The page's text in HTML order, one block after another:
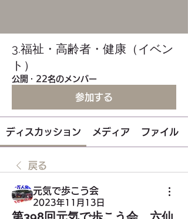
3.福祉・高齢者・健康（イベン
ト）
公開 · 22名のメンバー
参加する
ディスカッション メディア ファイル
戻る
元気で歩こう会
2023年11月13日